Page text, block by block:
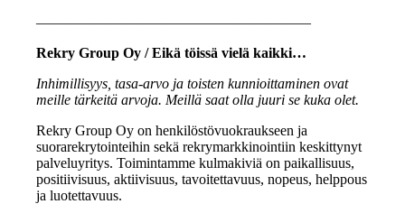
———————————————————
Rekry Group Oy / Eikä töissä vielä kaikki…
Inhimillisyys, tasa-arvo ja toisten kunnioittaminen ovat
meille tärkeitä arvoja. Meillä saat olla juuri se kuka olet.
Rekry Group Oy on henkilöstövuokraukseen ja
suorarekrytointeihin sekä rekrymarkkinointiin keskittynyt
palveluyritys. Toimintamme kulmakiviä on paikallisuus,
positiivisuus, aktiivisuus, tavoitettavuus, nopeus, helppous
ja luotettavuus.